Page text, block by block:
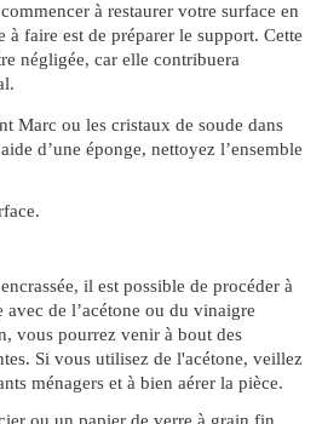
à restaurer votre surface en
faire est de préparer le support. Cette
négligée, car elle contribuera
Marc ou les cristaux de soude dans
d’une éponge, nettoyez l’ensemble
il est possible de procéder à
avec de l’acétone ou du vinaigre
vous pourrez venir à bout des
Si vous utilisez de l'acétone, veillez
ménagers et à bien aérer la pièce.